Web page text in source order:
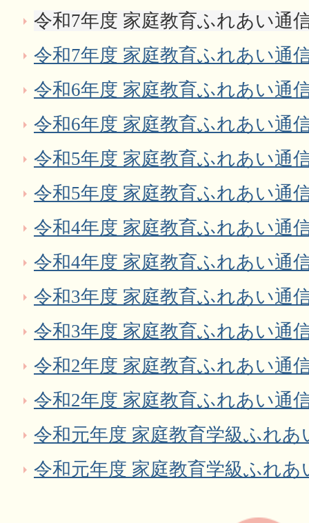
令和7年度 家庭教育ふれあい通
令和7年度 家庭教育ふれあい通
令和6年度 家庭教育ふれあい通
令和6年度 家庭教育ふれあい通
令和5年度 家庭教育ふれあい通
令和5年度 家庭教育ふれあい通
令和4年度 家庭教育ふれあい通
令和4年度 家庭教育ふれあい通
令和3年度 家庭教育ふれあい通
令和3年度 家庭教育ふれあい通
令和2年度 家庭教育ふれあい通
令和2年度 家庭教育ふれあい通
令和元年度 家庭教育学級ふれあ
令和元年度 家庭教育学級ふれあ